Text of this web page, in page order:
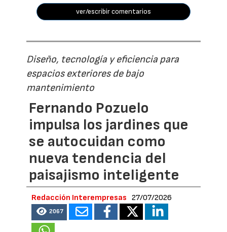
ver/escribir comentarios
Diseño, tecnología y eficiencia para
espacios exteriores de bajo
mantenimiento
Fernando Pozuelo
impulsa los jardines que
se autocuidan como
nueva tendencia del
paisajismo inteligente
Redacción Interempresas 27/07/2026
2067